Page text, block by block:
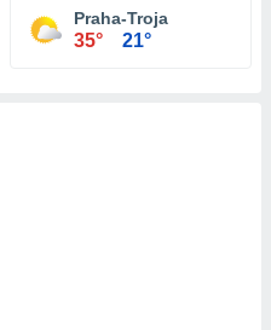
Praha-Troja
35° 21°